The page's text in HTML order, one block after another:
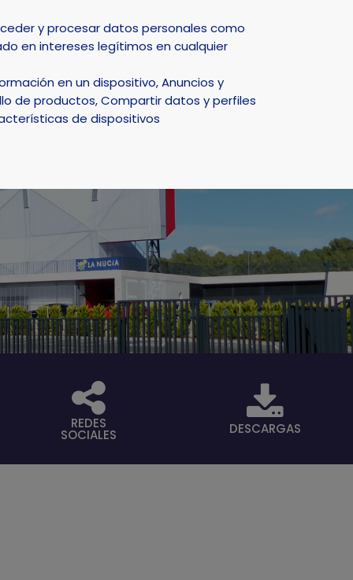
Select Language
DEPORTE NATURALEZA SMART CITY
y procesar datos personales como
en intereses legítimos en cualquier
en un dispositivo, Anuncios y
de productos, Compartir datos y perfiles
de dispositivos
REDES
SOCIALES DESCARGAS